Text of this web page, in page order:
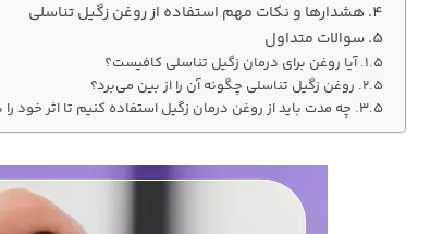
هشدارها و نکات مهم استفاده از روغن زگیل تناسلی
سوالات متداول
آیا روغن برای درمان زگیل تناسلی کافیست؟
روغن زگیل تناسلی چگونه آن را از بین می‌برد؟
چه مدت باید از روغن درمان زگیل استفاده کنیم تا اثر خود را